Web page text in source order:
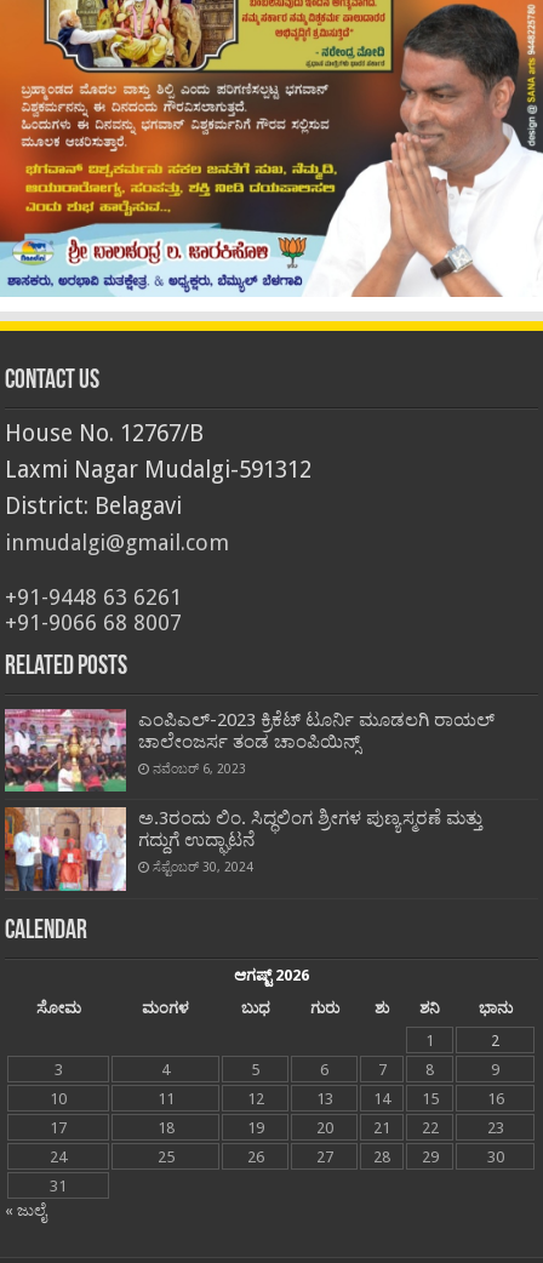
Contact Us
House No. 12767/B
Laxmi Nagar Mudalgi-591312
District: Belagavi
inmudalgi@gmail.com
+91-9448 63 6261
+91-9066 68 8007
Related Posts
ಎಂಪಿಎಲ್-2023 ಕ್ರಿಕೆಟ್ ಟೂರ್ನಿ ಮೂಡಲಗಿ ರಾಯಲ್
ಚಾಲೇಂಜರ್ಸ ತಂಡ ಚಾಂಪಿಯಿನ್ಸ್
ನವೆಂಬರ್ 6, 2023
ಅ.3ರಂದು ಲಿಂ. ಸಿದ್ಧಲಿಂಗ ಶ್ರೀಗಳ ಪುಣ್ಯಸ್ಮರಣೆ ಮತ್ತು
ಗದ್ದುಗೆ ಉದ್ಘಾಟನೆ
ಸೆಪ್ಟೆಂಬರ್ 30, 2024
Calendar
ಆಗಷ್ಟ್ 2026
ಸೋಮ
ಮಂಗಳ ಬುಧ ಗುರು ಶು ಶನಿ
ಭಾನು
1
2
3
4 5 6 7 8
9
10
11 12 13 14 15
16
17
18 19 20 21 22
23
24
25 26 27 28 29
30
31
« ಜುಲೈ